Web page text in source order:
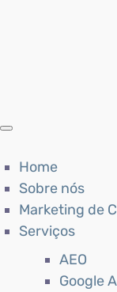
Home
Sobre nós
Marketing de
Serviços
AEO
Google